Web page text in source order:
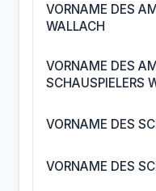
VORNAME DES
WALLACH
VORNAME DES
SCHAUSPIELERS
VORNAME DES
VORNAME DES